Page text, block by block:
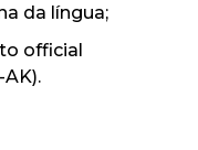
da língua;
official